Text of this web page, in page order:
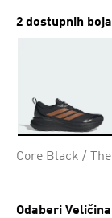
2 dostupnih boja
Core Black /
Odaberi Veličina